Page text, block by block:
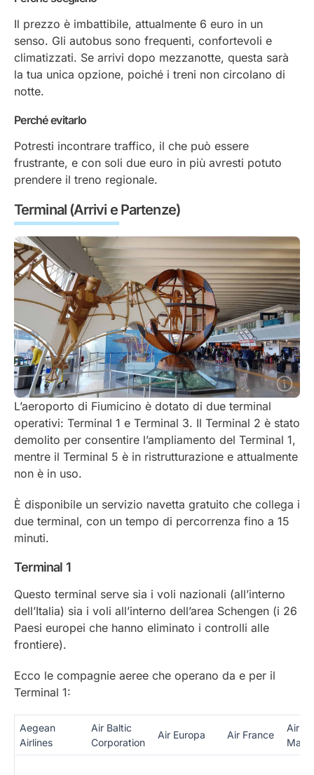
Il prezzo è imbattibile, attualmente 6 euro in un
senso. Gli autobus sono frequenti, confortevoli e
climatizzati. Se arrivi dopo mezzanotte, questa sarà
la tua unica opzione, poiché i treni non circolano di
notte.
Perché evitarlo
Potresti incontrare traffico, il che può essere
frustrante, e con soli due euro in più avresti potuto
prendere il treno regionale.
Terminal (Arrivi e Partenze)
L’aeroporto di Fiumicino è dotato di due terminal
operativi: Terminal 1 e Terminal 3. Il Terminal 2 è stato
demolito per consentire l’ampliamento del Terminal 1,
mentre il Terminal 5 è in ristrutturazione e attualmente
non è in uso.
È disponibile un servizio navetta gratuito che collega i
due terminal, con un tempo di percorrenza fino a 15
minuti.
Terminal 1
Questo terminal serve sia i voli nazionali (all’interno
dell’Italia) sia i voli all’interno dell’area Schengen (i 26
Paesi europei che hanno eliminato i controlli alle
frontiere).
Ecco le compagnie aeree che operano da e per il
Terminal 1:
Aegean
Airlines
Air Baltic
Corporation
Air Europa Air France
Air
Malta